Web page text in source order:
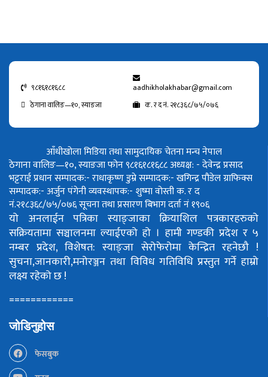
९८१६१८१६८८
aadhikholakhabar@gmail.com
ठेगाना वालिङ—१०, स्याङजा
क. र द नं. २१८३६८/७५/०७६
आँधीखोला मिडिया तथा सामुदायिक चेतना मन्च नेपाल
ठेगाना वालिङ—१०, स्याङजा फोन ९८१६१८१६८८अध्यक्ष: - देवेन्द्र प्रसाद
भट्टराईप्रधान सम्पादक:- राधाकृष्ण डुम्रेसम्पादक:- खगिन्द्र पौडेलग्राफिक्स
सम्पादक:- अर्जुन पंगेनीव्यवस्थापक:- शुष्मा वोस्तीक. र द
नं.२१८३६८/७५/०७६सूचना तथा प्रसारण बिभाग दर्ता नं १९०६
यो अनलाईन पत्रिका स्याङ्जाका क्रियाशिल पत्रकारहरुको
सक्रियतामा सञ्चालनमा ल्याईएको हो । हामी गण्डकी प्रदेश र ५
नम्बर प्रदेश, विशेषत: स्याङ्जा सेरोफेरोमा केन्द्रित रहनेछौ !
सुचना,जानकारी,मनोरञ्जन तथा विविध गतिविधि प्रस्तुत गर्ने हाम्रो
लक्ष्य रहेको छ !
============
जोडिनुहोस
फेसबुक